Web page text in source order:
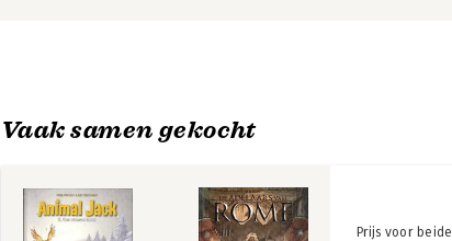
Vaak samen gekocht
Prijs voor beide